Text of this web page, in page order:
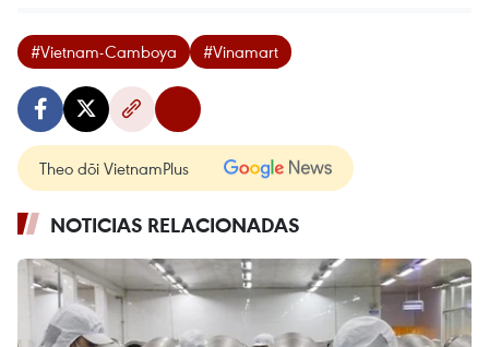
#Vietnam-Camboya #Vinamart
Theo dõi VietnamPlus
NOTICIAS RELACIONADAS